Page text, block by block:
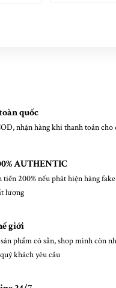
quốc
nhận hàng khi thanh toán cho
AUTHENTIC
tiền 200% nếu phát hiện hàng
lượng
giới
phẩm có sẵn, shop mình còn
khách yêu cầu